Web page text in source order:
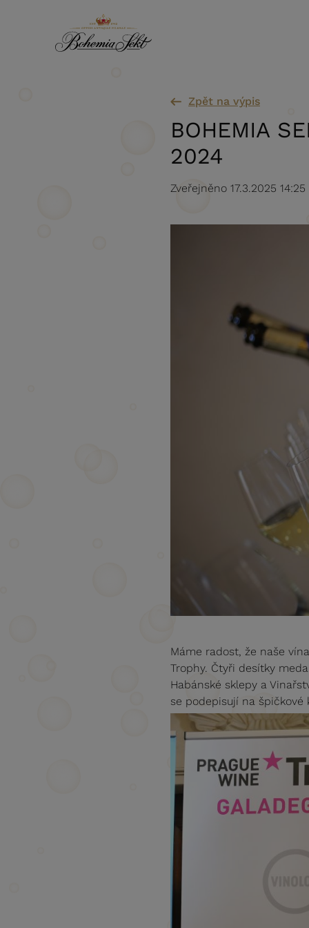
Zpět na výpis
BOHEMIA
2024
Zveřejněno 17.3.2025 14:25
Máme radost, že naše
Trophy. Čtyři desítky
Habánské sklepy a
se podepisují na špičkové